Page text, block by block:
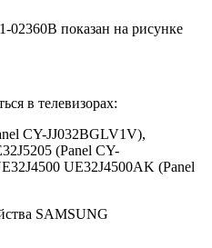
показан на рисунке
в телевизорах:
CY-JJ032BGLV1V),
(Panel CY-
UE32J4500AK (Panel
SAMSUNG